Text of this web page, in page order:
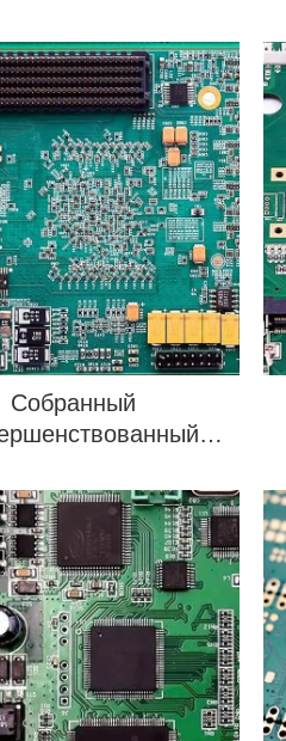
Собранный